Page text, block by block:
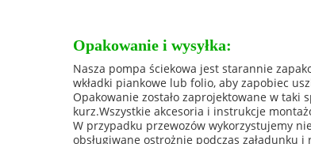
Opakowanie i wysyłka:
Nasza pompa ściekowa jest starannie
wkładki piankowe lub folio, aby zapobiec
Opakowanie zostało zaprojektowane w
kurz.Wszystkie akcesoria i instrukcje
W przypadku przewozów wykorzystujemy
obsługiwane ostrożnie podczas załadunku